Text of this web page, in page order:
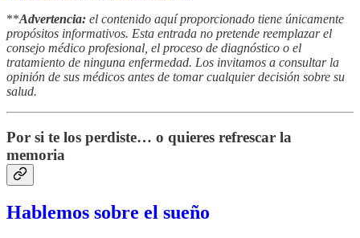
**Advertencia: el contenido aquí proporcionado tiene únicamente
propósitos informativos. Esta entrada no pretende reemplazar el
consejo médico profesional, el proceso de diagnóstico o el
tratamiento de ninguna enfermedad. Los invitamos a consultar la
opinión de sus médicos antes de tomar cualquier decisión sobre su
salud.
Por si te los perdiste… o quieres refrescar la
memoria
Hablemos sobre el sueño